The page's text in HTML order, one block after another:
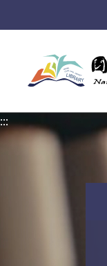
:::